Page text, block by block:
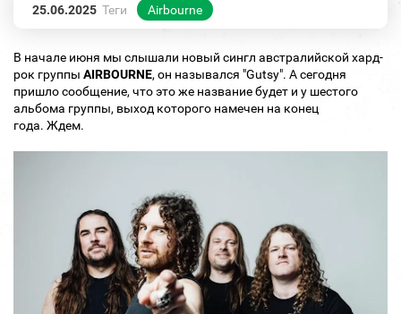
25.06.2025 Теги Airbourne
В начале июня мы слышали новый сингл австралийской хард-
рок группы AIRBOURNE, он назывался "Gutsy". А сегодня
пришло сообщение, что это же название будет и у шестого
альбома группы, выход которого намечен на конец
года. Ждем.